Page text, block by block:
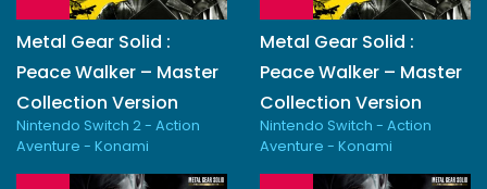
Metal Gear Solid :
Peace Walker – Master
Collection Version
Nintendo Switch 2 - Action
Aventure - Konami
Metal Gear Solid :
Peace Walker – Master
Collection Version
Nintendo Switch - Action
Aventure - Konami